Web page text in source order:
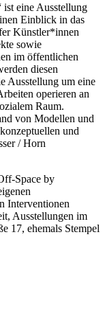
ist eine Ausstellung
Einblick in das
Künstler*innen
sowie
im öffentlichen
diesen
Ausstellung um eine
operieren an
Raum.
von Modellen und
und
/ Horn
Space by
Interventionen
Ausstellungen im
17, ehemals Stempel